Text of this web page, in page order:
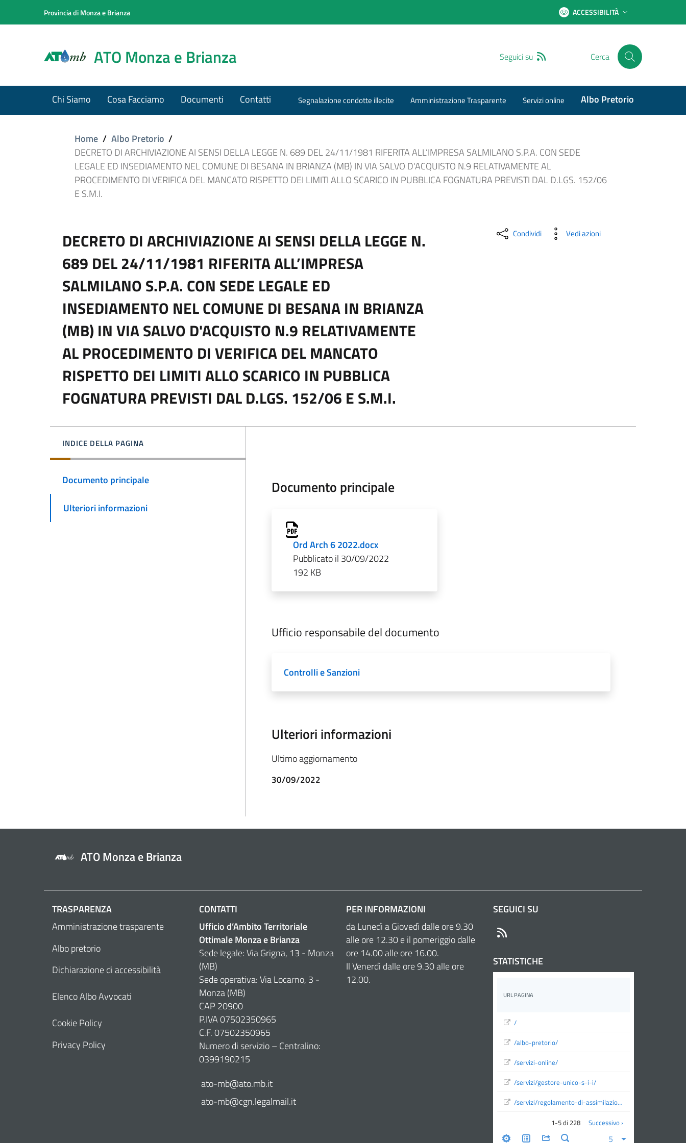
Provincia di Monza e Brianza ACCESSIBILITÀ
ATO Monza e Brianza Seguici su Cerca
Chi Siamo Cosa Facciamo Documenti Contatti Segnalazione condotte illecite Amministrazione Trasparente Servizi online Albo Pretorio
Home / Albo Pretorio /
DECRETO DI ARCHIVIAZIONE AI SENSI DELLA LEGGE N. 689 DEL 24/11/1981 RIFERITA ALL’IMPRESA SALMILANO S.P.A. CON SEDE
LEGALE ED INSEDIAMENTO NEL COMUNE DI BESANA IN BRIANZA (MB) IN VIA SALVO D'ACQUISTO N.9 RELATIVAMENTE AL
PROCEDIMENTO DI VERIFICA DEL MANCATO RISPETTO DEI LIMITI ALLO SCARICO IN PUBBLICA FOGNATURA PREVISTI DAL D.LGS. 152/06
E S.M.I.
DECRETO DI ARCHIVIAZIONE AI SENSI DELLA LEGGE N.
689 DEL 24/11/1981 RIFERITA ALL’IMPRESA
SALMILANO S.P.A. CON SEDE LEGALE ED
INSEDIAMENTO NEL COMUNE DI BESANA IN BRIANZA
(MB) IN VIA SALVO D'ACQUISTO N.9 RELATIVAMENTE
AL PROCEDIMENTO DI VERIFICA DEL MANCATO
RISPETTO DEI LIMITI ALLO SCARICO IN PUBBLICA
FOGNATURA PREVISTI DAL D.LGS. 152/06 E S.M.I.
Condividi Vedi azioni
INDICE DELLA PAGINA
Documento principale
Ulteriori informazioni
Documento principale
Ord Arch 6 2022.docx
Pubblicato il 30/09/2022
192 KB
Ufficio responsabile del documento
Controlli e Sanzioni
Ulteriori informazioni
Ultimo aggiornamento
30/09/2022
ATO Monza e Brianza
TRASPARENZA
Amministrazione trasparente
Albo pretorio
Dichiarazione di accessibilità
Elenco Albo Avvocati
Cookie Policy
Privacy Policy
CONTATTI
Ufficio d’Ambito Territoriale
Ottimale Monza e Brianza
Sede legale: Via Grigna, 13 - Monza
(MB)
Sede operativa: Via Locarno, 3 -
Monza (MB)
CAP 20900
P.IVA 07502350965
C.F. 07502350965
Numero di servizio – Centralino:
0399190215
ato-mb@ato.mb.it
ato-mb@cgn.legalmail.it
PER INFORMAZIONI
da Lunedì a Giovedì dalle ore 9.30
alle ore 12.30 e il pomeriggio dalle
ore 14.00 alle ore 16.00.
Il Venerdì dalle ore 9.30 alle ore
12.00.
SEGUICI SU
STATISTICHE